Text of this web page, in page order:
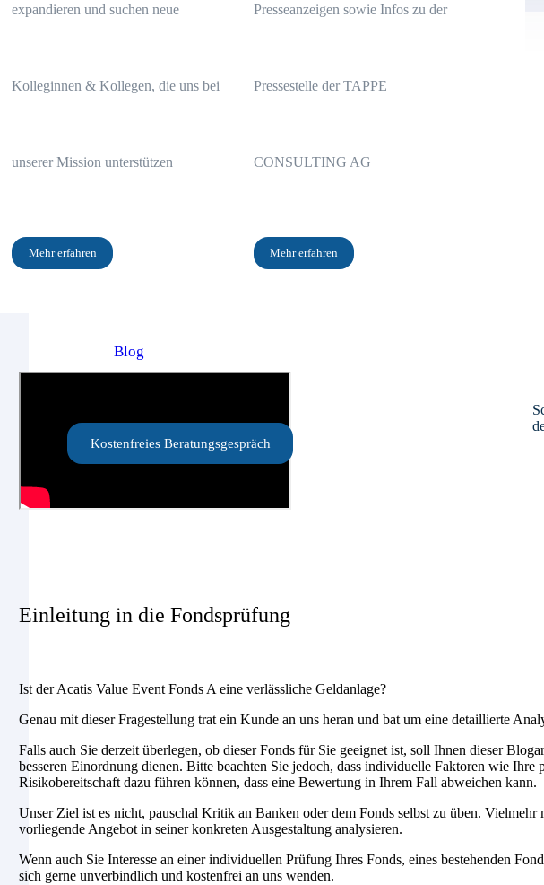
expandieren und suchen neue
Kolleginnen & Kollegen, die uns bei
unserer Mission unterstützen
Mehr erfahren
Presseanzeigen sowie Infos zu der
Pressestelle der TAPPE
CONSULTING AG
Mehr erfahren
Blog
Kostenfreies Beratungsgespräch
Nach 20 Jahren Laufzeit ergibt sich ein Verlust von 45.928,35 Euro
Einleitung in die Fondsprüfung
Ist der Acatis Value Event Fonds A eine verlässliche Geldanlage?
Genau mit dieser Fragestellung trat ein Kunde an uns heran und bat um eine detaillierte
Falls auch Sie derzeit überlegen, ob dieser Fonds für Sie geeignet ist, soll Ihnen dieser
besseren Einordnung dienen. Bitte beachten Sie jedoch, dass individuelle Faktoren wie Ihre
Risikobereitschaft dazu führen können, dass eine Bewertung in Ihrem Fall abweichen kann.
Unser Ziel ist es nicht, pauschal Kritik an Banken oder dem Fonds selbst zu üben. Vielmehr
vorliegende Angebot in seiner konkreten Ausgestaltung analysieren.
Wenn auch Sie Interesse an einer individuellen Prüfung Ihres Fonds, eines bestehenden
sich gerne unverbindlich und kostenfrei an uns wenden.